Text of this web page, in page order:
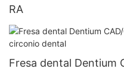
RA
Fresa dental Dentium